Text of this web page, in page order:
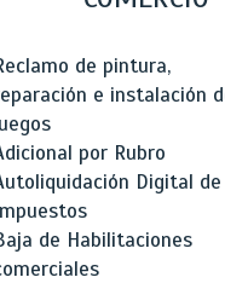
de pintura,
e instalación
por Rubro
Digital de
de Habilitaciones